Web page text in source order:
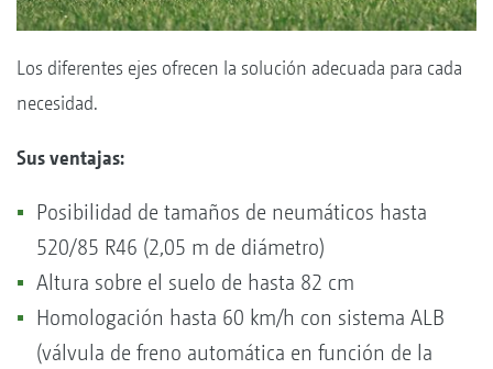
Los diferentes ejes ofrecen la solución adecuada para cada
necesidad.
Sus ventajas:
Posibilidad de tamaños de neumáticos hasta
520/85 R46 (2,05 m de diámetro)
Altura sobre el suelo de hasta 82 cm
Homologación hasta 60 km/h con sistema ALB
(válvula de freno automática en función de la